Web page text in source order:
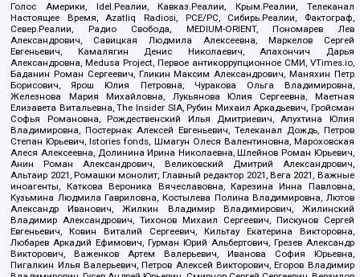
Голос Америки, Idel.Реалии, Кавказ.Реалии, Крым.Реалии, Телеканал
Настоящее Время, Azatliq Radiosi, PCE/PC, Сибирь.Реалии, Фактограф,
Север.Реалии, Радио Свобода, MEDIUM-ORIENT, Пономарев Лев
Александрович, Савицкая Людмила Алексеевна, Маркелов Сергей
Евгеньевич, Камалягин Денис Николаевич, Апахончич Дарья
Александровна, Medusa Project, Первое антикоррупционное СМИ, VTimes.io,
Баданин Роман Сергеевич, Гликин Максим Александрович, Маняхин Петр
Борисович, Ярош Юлия Петровна, Чуракова Ольга Владимировна,
Железнова Мария Михайловна, Лукьянова Юлия Сергеевна, Маетная
Елизавета Витальевна, The Insider SIA, Рубин Михаил Аркадьевич, Гройсман
Софья Романовна, Рождественский Илья Дмитриевич, Апухтина Юлия
Владимировна, Постернак Алексей Евгеньевич, Телеканал Дождь, Петров
Степан Юрьевич, Istories fonds, Шмагун Олеся Валентиновна, Мароховская
Алеся Алексеевна, Долинина Ирина Николаевна, Шлейнов Роман Юрьевич,
Анин Роман Александрович, Великовский Дмитрий Александрович,
Альтаир 2021, Ромашки монолит, Главный редактор 2021, Вега 2021, Важные
иноагенты, Каткова Вероника Вячеславовна, Карезина Инна Павловна,
Кузьмина Людмила Гавриловна, Костылева Полина Владимировна, Лютов
Александр Иванович, Жилкин Владимир Владимирович, Жилинский
Владимир Александрович, Тихонов Михаил Сергеевич, Пискунов Сергей
Евгеньевич, Ковин Виталий Сергеевич, Кильтау Екатерина Викторовна,
Любарев Аркадий Ефимович, Гурман Юрий Альбертович, Грезев Александр
Викторович, Важенков Артем Валерьевич, Иванова София Юрьевна,
Пигалкин Илья Валерьевич, Петров Алексей Викторович, Егоров Владимир